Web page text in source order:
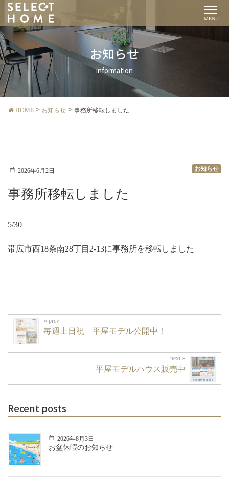
MENU
お知らせ
information
HOME お知らせ 事務所移転しました
2026年6月2日 お知らせ
事務所移転しました
5/30
帯広市西18条南28丁目2-13に事務所を移転しました
毎週土日祝 平屋モデル公開中！
平屋モデルハウス販売中
Recent posts
2026年8月3日
お盆休暇のお知らせ